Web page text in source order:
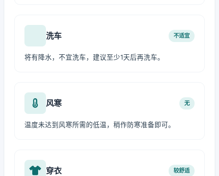
洗车 不适宜
将有降水，不宜洗车，建议至少1天后再洗车。
风寒 无
温度未达到风寒所需的低温，稍作防寒准备即可。
穿衣 较舒适